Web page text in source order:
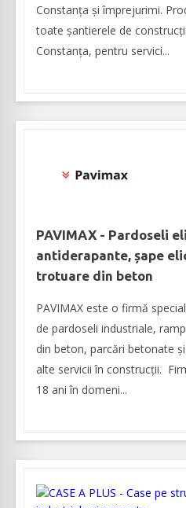
Constanța și împrejurimi.
toate șantierele de
Constanța, pentru servici...
PAVIMAX - Pardoseli
antiderapante, șape
trotuare din beton
PAVIMAX este o firmă
de pardoseli industriale,
din beton, parcări betonate
alte servicii în construcții.
18 ani în domeni...